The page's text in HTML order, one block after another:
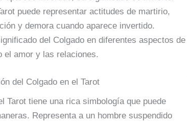
puede representar actitudes de martirio,
y demora cuando aparece invertido.
del Colgado en diferentes aspectos de
el amor y las relaciones.
del Colgado en el Tarot
Tarot tiene una rica simbología que puede
Representa a un hombre suspendido